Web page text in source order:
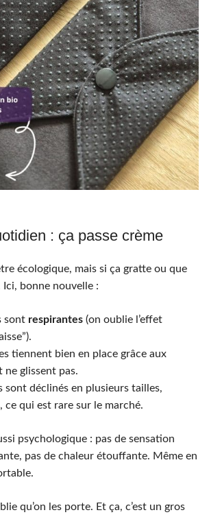
: ça passe crème
écologique, mais si ça gratte ou que
Ici, bonne nouvelle :
sont respirantes (on oublie l’effet
tiennent bien en place grâce aux
ne glissent pas.
sont déclinés en plusieurs tailles,
ce qui est rare sur le marché.
psychologique : pas de sensation
pas de chaleur étouffante. Même en
qu’on les porte. Et ça, c’est un gros